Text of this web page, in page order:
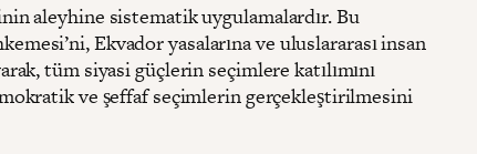
aleyhine sistematik uygulamalardır. Bu
Ekvador yasalarına ve uluslararası insan
tüm siyasi güçlerin seçimlere katılımını
ve şeffaf seçimlerin gerçekleştirilmesini